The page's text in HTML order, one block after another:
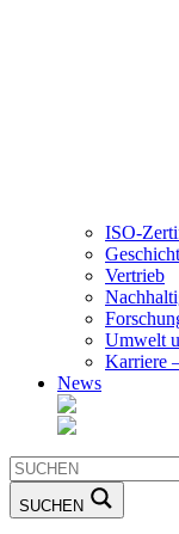
ISO-
Vertrieb
Umwelt
Karriere
News
SUCHEN